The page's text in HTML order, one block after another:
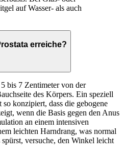
auf Wasser- als auch
erreiche?
bis 7 Zentimeter von der
des Körpers. Ein speziell
so konzipiert, dass die gebogene
wenn die Basis gegen den Anus
an einem intensiven
leichten Harndrang, was normal
versuche, den Winkel leicht